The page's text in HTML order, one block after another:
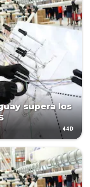
supera los
44D